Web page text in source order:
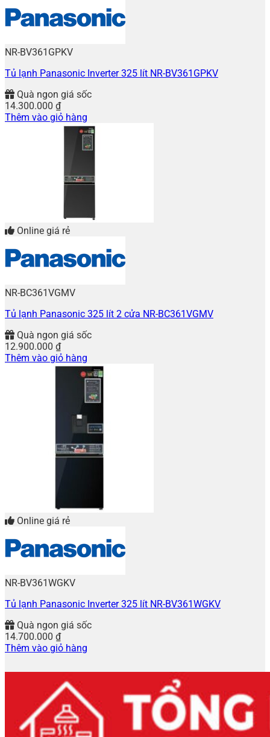
NR-BV361GPKV
Tủ lạnh Panasonic Inverter 325 lít NR-BV361GPKV
Quà ngon giá sốc
14.300.000 ₫
Thêm vào giỏ hàng
Online giá rẻ
NR-BC361VGMV
Tủ lạnh Panasonic 325 lít 2 cửa NR-BC361VGMV
Quà ngon giá sốc
12.900.000 ₫
Thêm vào giỏ hàng
Online giá rẻ
NR-BV361WGKV
Tủ lạnh Panasonic Inverter 325 lít NR-BV361WGKV
Quà ngon giá sốc
14.700.000 ₫
Thêm vào giỏ hàng